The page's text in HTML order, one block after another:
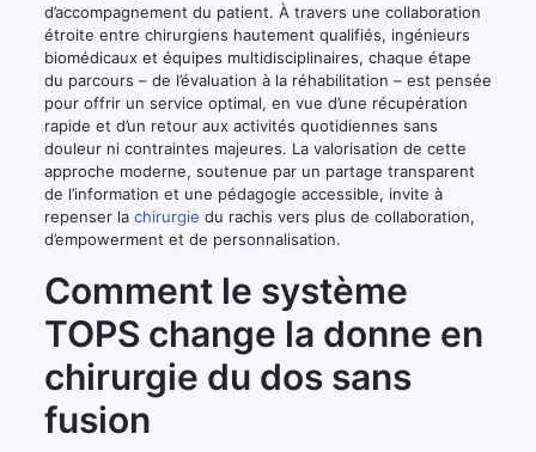
d’accompagnement du patient. À travers une collaboration
étroite entre chirurgiens hautement qualifiés, ingénieurs
biomédicaux et équipes multidisciplinaires, chaque étape
du parcours – de l’évaluation à la réhabilitation – est pensée
pour offrir un service optimal, en vue d’une récupération
rapide et d’un retour aux activités quotidiennes sans
douleur ni contraintes majeures. La valorisation de cette
approche moderne, soutenue par un partage transparent
de l’information et une pédagogie accessible, invite à
repenser la chirurgie du rachis vers plus de collaboration,
d’empowerment et de personnalisation.
Comment le système
TOPS change la donne en
chirurgie du dos sans
fusion